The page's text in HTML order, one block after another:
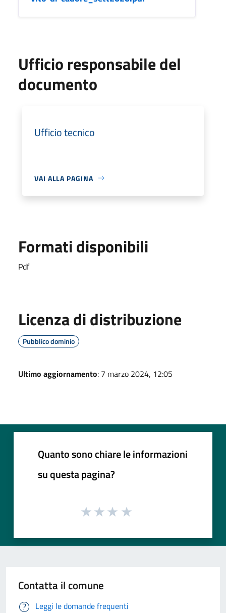
Ufficio responsabile del
documento
Ufficio tecnico
VAI ALLA PAGINA
Formati disponibili
Pdf
Licenza di distribuzione
Pubblico dominio
Ultimo aggiornamento: 7 marzo 2024, 12:05
Quanto sono chiare le informazioni
su questa pagina?
Contatta il comune
Leggi le domande frequenti